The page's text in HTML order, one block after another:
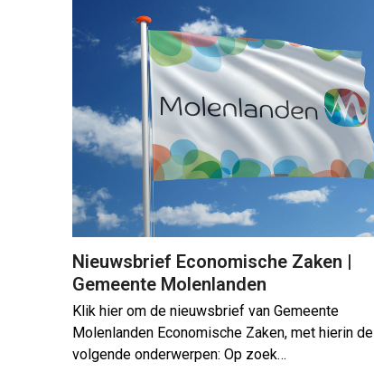
Nieuwsbrief Economische Zaken |
Gemeente Molenlanden
Klik hier om de nieuwsbrief van Gemeente
Molenlanden Economische Zaken, met hierin de
volgende onderwerpen: Op zoek…